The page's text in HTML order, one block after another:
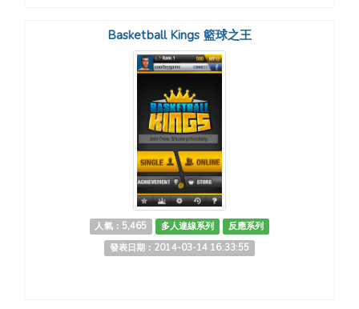
Basketball Kings 籃球之王
人氣：5,465 多人連線系列
反應系列
發表日期：2014-03-14 16:33:55